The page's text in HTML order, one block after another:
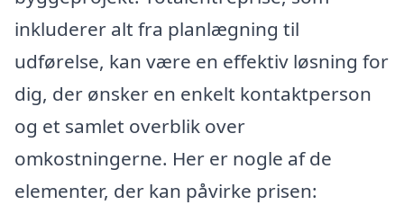
inkluderer alt fra planlægning til
udførelse, kan være en effektiv løsning for
dig, der ønsker en enkelt kontaktperson
og et samlet overblik over
omkostningerne. Her er nogle af de
elementer, der kan påvirke prisen: